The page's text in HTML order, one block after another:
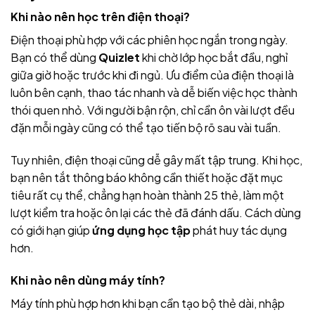
Khi nào nên học trên điện thoại?
Điện thoại phù hợp với các phiên học ngắn trong ngày.
Bạn có thể dùng Quizletkhi chờ lớp học bắt đầu, nghỉ
giữa giờ hoặc trước khi đi ngủ. Ưu điểm của điện thoại là
luôn bên cạnh, thao tác nhanh và dễ biến việc học thành
thói quen nhỏ. Với người bận rộn, chỉ cần ôn vài lượt đều
đặn mỗi ngày cũng có thể tạo tiến bộ rõ sau vài tuần.
Tuy nhiên, điện thoại cũng dễ gây mất tập trung. Khi học,
bạn nên tắt thông báo không cần thiết hoặc đặt mục
tiêu rất cụ thể, chẳng hạn hoàn thành 25 thẻ, làm một
lượt kiểm tra hoặc ôn lại các thẻ đã đánh dấu. Cách dùng
có giới hạn giúpứng dụng học tậpphát huy tác dụng
hơn.
Khi nào nên dùng máy tính?
Máy tính phù hợp hơn khi bạn cần tạo bộ thẻ dài, nhập